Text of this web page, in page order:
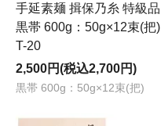
手延素麺 揖保乃糸 特級品
黒帯 600g：50g×12束(把)
T-20
2,500円(税込2,700円)
黒帯 600g：50g×12束(把)